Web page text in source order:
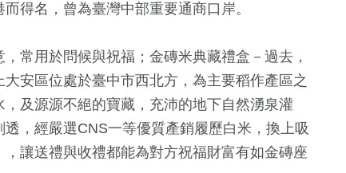
得名，曾為臺灣中部重要通商口岸。
常用於問候與祝福；金磚米典藏禮盒－過去，
安區位處於臺中市西北方，為主要稻作產區之
及源源不絕的寶藏，充沛的地下自然湧泉灌
，經嚴選CNS一等優質產銷履歷白米，換上吸
讓送禮與收禮都能為對方祝福財富有如金磚座
兩岸藝苑天地 旅遊 2024立委選戰 司法放大鏡